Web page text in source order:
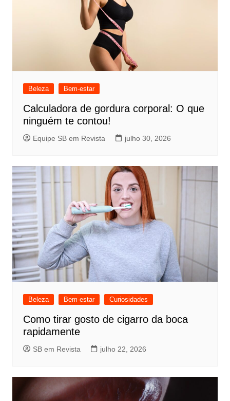
Beleza Bem-estar
Calculadora de gordura corporal: O que
ninguém te contou!
Equipe SB em Revista julho 30, 2026
Beleza Bem-estar Curiosidades
Como tirar gosto de cigarro da boca
rapidamente
SB em Revista julho 22, 2026